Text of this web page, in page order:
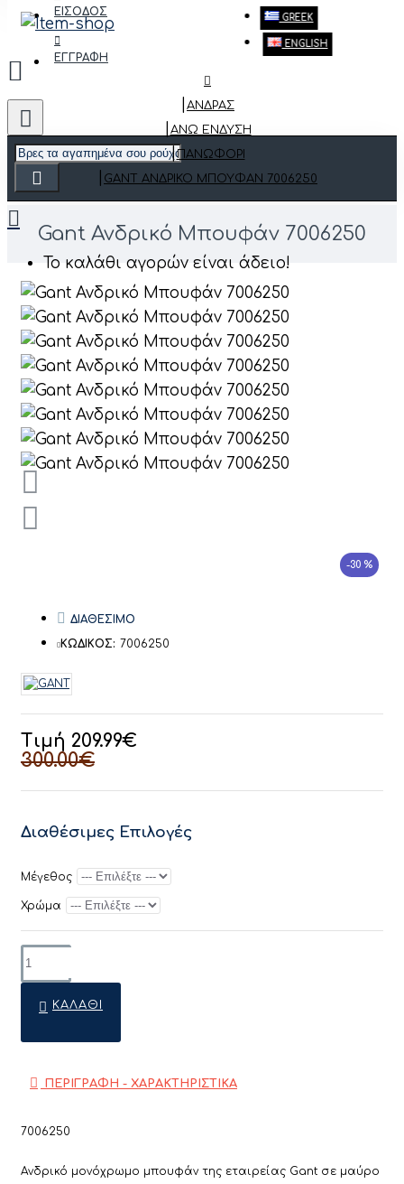
ΕΙΣΟΔΟΣ
ΕΓΓΡΑΦΗ
GREEK
ENGLISH
Το καλάθι αγορών είναι άδειο!
ΑΝΔΡΑΣ
ΆΝΩ ΈΝΔΥΣΗ
ΠΑΝΩΦΌΡΙ
GANT ΑΝΔΡΙΚΌ ΜΠΟΥΦΆΝ 7006250
Gant Ανδρικό Μπουφάν 7006250
-30 %
Τιμή 209.99€
300.00€
ΔΙΑΘΕΣΙΜΟ
ΚΩΔΙΚΟΣ: 7006250
Διαθέσιμες Επιλογές
Μέγεθος
Χρώμα
ΚΑΛΆΘΙ
ΠΕΡΙΓΡΑΦΗ - ΧΑΡΑΚΤΗΡΙΣΤΙΚΑ
7006250
Ανδρικό μονόχρωμο μπουφάν της εταιρείας Gant σε μαύρο